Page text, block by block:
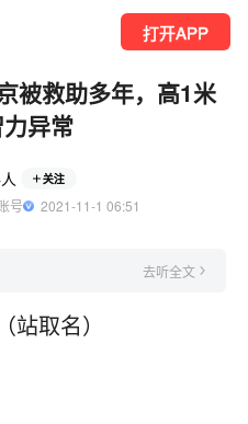
打开APP
被救助多年，高1米
异常
关注
号
  2021-11-1 06:51
去听全文
取名）